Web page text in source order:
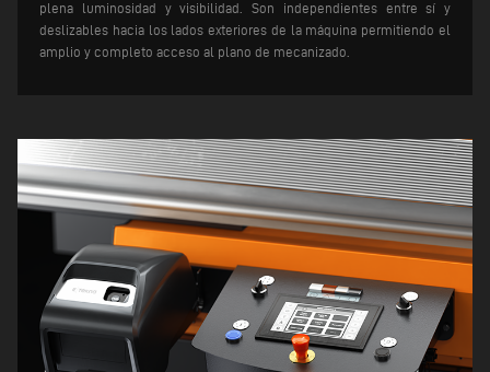
plena luminosidad y visibilidad.
Son independientes entre sí y
deslizables hacia los lados exteriores de la máquina permitiendo el
amplio y completo acceso al plano de mecanizado.